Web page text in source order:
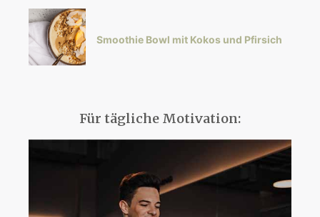
Smoothie Bowl mit Kokos und Pfirsich
Für tägliche Motivation: